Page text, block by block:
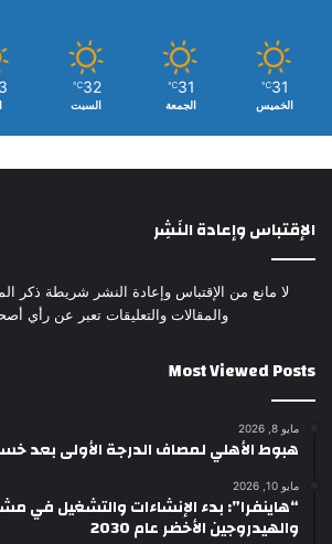
31
℃
الخميس
31
℃
الجمعة
32
℃
السبت
الإقتباس وإعادة النَشِر
لا مانع من الإقتباس وإعادة النشر شريطة ذكر
والمقالات والتعليقات تعبر عن رأي
Most Viewed Posts
مايو 8, 2026
هبوط الأهلي لمصاف الدرجة الأولى بعد
مايو 10, 2026
“هاينفرا”: بدء الإنشاءات والتشغيل في
والهيدروجين الأخضر عام 2030